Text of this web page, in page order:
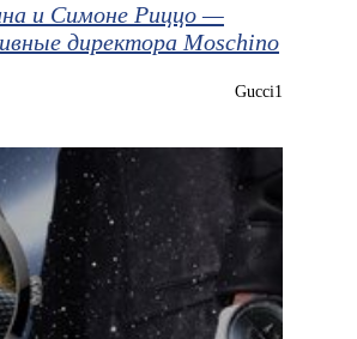
и Симоне Риццо —
директора Moschino
Gucci1